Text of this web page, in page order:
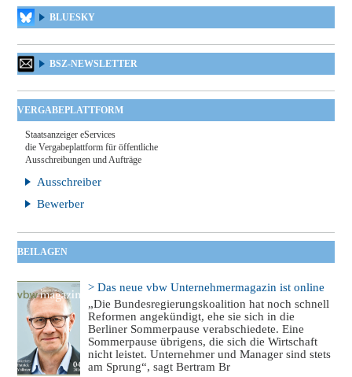
BLUESKY
BSZ-NEWSLETTER
VERGABEPLATTFORM
Staatsanzeiger eServices
die Vergabeplattform für öffentliche
Ausschreibungen und Aufträge
Ausschreiber
Bewerber
BEILAGEN
> Das neue vbw Unternehmermagazin ist online
„Die Bundesregierungskoalition hat noch schnell
Reformen angekündigt, ehe sie sich in die
Berliner Sommerpause verabschiedete. Eine
Sommerpause übrigens, die sich die Wirtschaft
nicht leistet. Unternehmer und Manager sind stets
am Sprung“, sagt Bertram Br